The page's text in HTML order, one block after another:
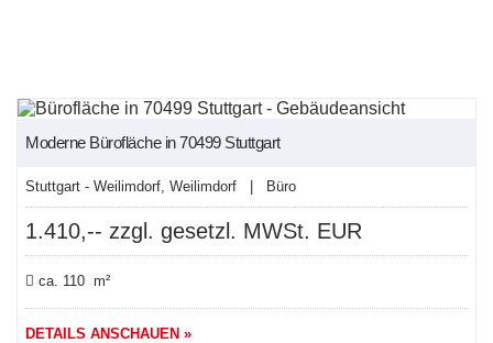
Moderne Bürofläche in 70499 Stuttgart
Stuttgart - Weilimdorf, Weilimdorf | Büro
1.410,-- zzgl. gesetzl. MWSt. EUR
ca. 110 m²
DETAILS ANSCHAUEN »